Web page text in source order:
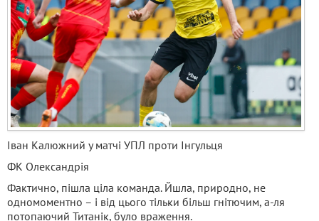
Іван Калюжний у матчі УПЛ проти Інгульця
ФК Олександрія
Фактично, пішла ціла команда. Йшла, природно, не
одномоментно – і від цього тільки більш гнітючим, а-ля
потопаючий Титанік, було враження.